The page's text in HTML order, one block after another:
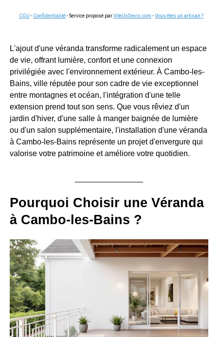
CGU - Confidentialité- Service proposé parViteUnDevis.com -Vous êtes un artisan ?
L'ajout d'une véranda transforme radicalement un espace
de vie, offrant lumière, confort et une connexion
privilégiée avec l'environnement extérieur. À Cambo-les-
Bains, ville réputée pour son cadre de vie exceptionnel
entre montagnes et océan, l'intégration d'une telle
extension prend tout son sens. Que vous rêviez d'un
jardin d'hiver, d'une salle à manger baignée de lumière
ou d'un salon supplémentaire, l'installation d'une véranda
à Cambo-les-Bains représente un projet d'envergure qui
valorise votre patrimoine et améliore votre quotidien.
Pourquoi Choisir une Véranda
à Cambo-les-Bains ?